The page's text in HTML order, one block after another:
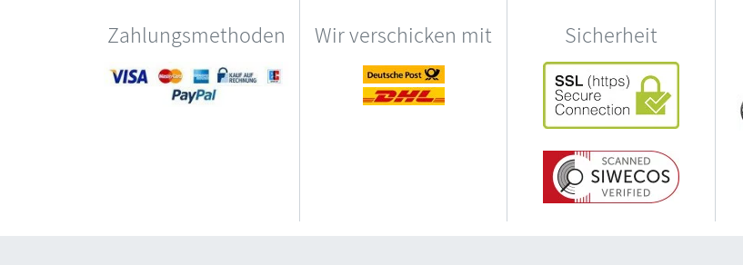
Zahlungsmethoden Wir verschicken mit Sicherheit